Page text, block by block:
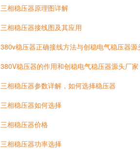
三相稳压器原理图详解
三相稳压器接线图及其应用
380v稳压器正确接线方法与创稳电气稳压器源
380V稳压器的作用和创稳电气稳压器源头厂家
三相稳压器参数详解，如何选择稳压器
三相稳压器如何选择
三相稳压器价格
三相稳压器功率选择